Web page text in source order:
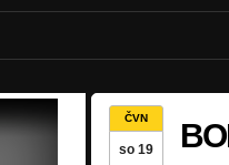
ČVN
so 19